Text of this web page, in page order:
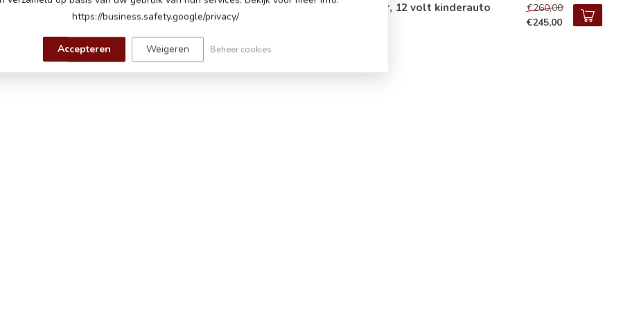
muziek module met Mini SD-, MP3- en USB-
muziek af te spelen, volume is verstelbaar,
Range Rover Velar, 12 volt kinderauto
€260,00
€245,00
https://business.safety.google/privacy/
Accepteren Weigeren Beheer cookies